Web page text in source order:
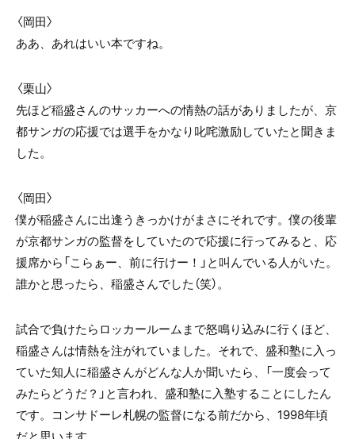
〈岡田〉
ああ、あれはいい本ですね。
〈栗山〉
先ほど稲盛さんのサッカーへの情熱の話がありましたが、京
都サンガの応援では選手をかなり叱咤激励していたと聞きま
した。
〈岡田〉
僕が稲盛さんに出逢うきっかけがまさにそれです。僕の後輩
が京都サンガの監督をしていたので応援に行ってみると、応
援席から「こらぁー、前に行けー！」と叫んでいる人がいた。
誰かと思ったら、稲盛さんでした（笑）。
試合で負けたらロッカールームまで怒鳴り込みに行くほど、
稲盛さんは情熱を注がれていました。それで、盛和塾に入っ
ていた知人に稲盛さんがどんな人か聞いたら、「一度会って
みたらどうだ？」と言われ、盛和塾に入塾することにしたん
です。コンサドーレ札幌の監督になる前だから、1998年頃
だと思います。